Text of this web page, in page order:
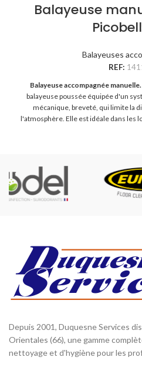
Balayeuse
Balayeuses
REF:
Balayeuse accompagnée manuelle.
balayeuse poussée équipée d'un
mécanique, breveté, qui limite la
l'atmosphère. Elle est idéale dans les
Depuis 2001, Duquesne Services
Orientales (66), une gamme
nettoyage et d'hygiène pour les